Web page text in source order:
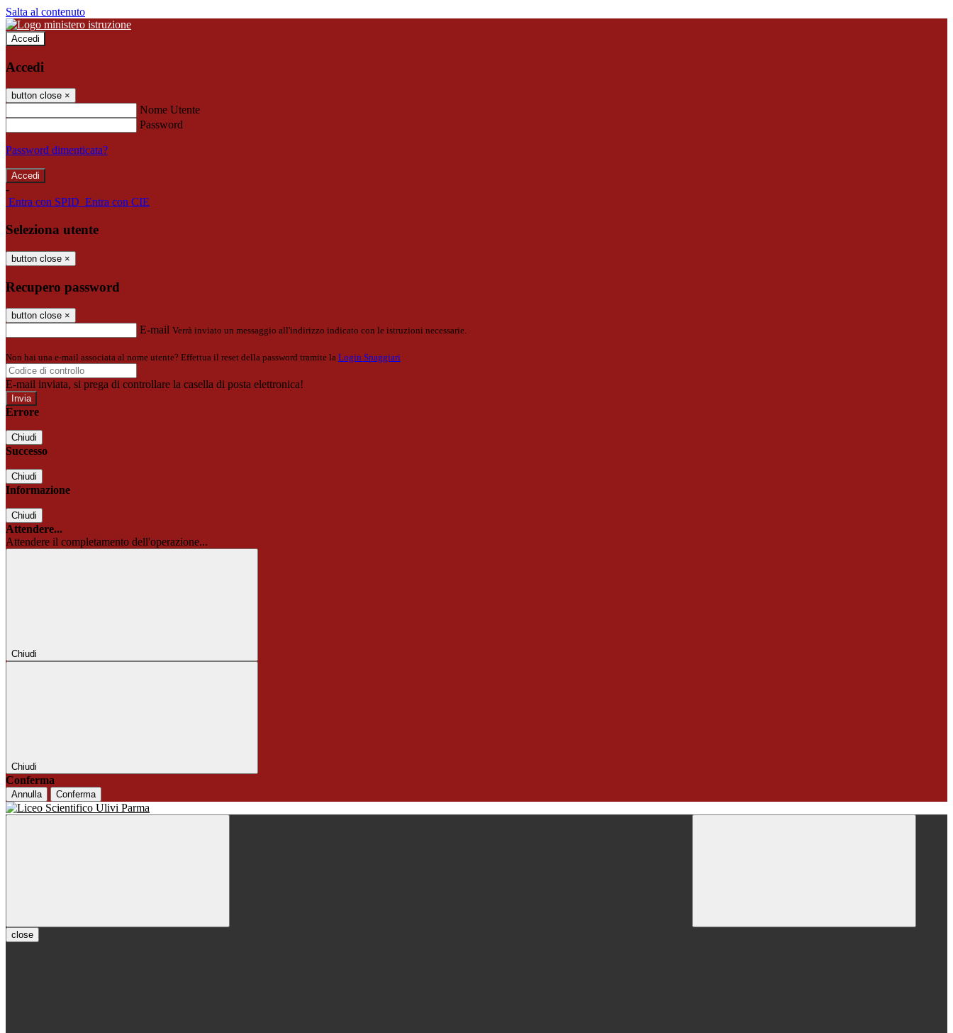
Salta al contenuto
Accedi
Accedi
button close ×
Nome Utente
Password
Password dimenticata?
-
Entra con SPID Entra con CIE
Seleziona utente
button close ×
Recupero password
button close ×
E-mail Verrà inviato un messaggio all'indirizzo indicato con le istruzioni necessarie.
Non hai una e-mail associata al nome utente? Effettua il reset della password tramite la Login Spaggiari
E-mail inviata, si prega di controllare la casella di posta elettronica!
Errore
Chiudi
Successo
Chiudi
Informazione
Chiudi
Attendere...
Attendere il completamento dell'operazione...
Chiudi
Chiudi
Conferma
Annulla Conferma
close